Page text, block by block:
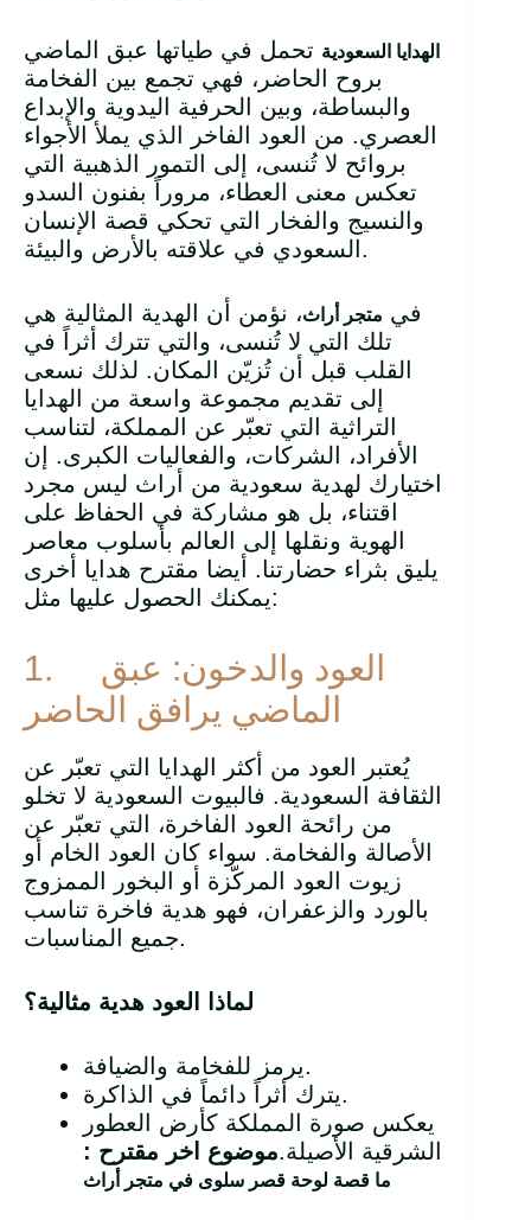
الهدايا السعودية تحمل في طياتها عبق الماضي
بروح الحاضر، فهي تجمع بين الفخامة
والبساطة، وبين الحرفية اليدوية والإبداع
العصري. من العود الفاخر الذي يملأ الأجواء
بروائح لا تُنسى، إلى التمور الذهبية التي
تعكس معنى العطاء، مروراً بفنون السدو
والنسيج والفخار التي تحكي قصة الإنسان
السعودي في علاقته بالأرض والبيئة.
في متجر أراث، نؤمن أن الهدية المثالية هي
تلك التي لا تُنسى، والتي تترك أثراً في
القلب قبل أن تُزيّن المكان. لذلك نسعى
إلى تقديم مجموعة واسعة من الهدايا
التراثية التي تعبّر عن المملكة، لتناسب
الأفراد، الشركات، والفعاليات الكبرى. إن
اختيارك لهدية سعودية من أراث ليس مجرد
اقتناء، بل هو مشاركة في الحفاظ على
الهوية ونقلها إلى العالم بأسلوب معاصر
يليق بثراء حضارتنا. أيضا مقترح هدايا أخرى
يمكنك الحصول عليها مثل:
1.
العود والدخون: عبق
الماضي يرافق الحاضر
يُعتبر العود من أكثر الهدايا التي تعبّر عن
الثقافة السعودية. فالبيوت السعودية لا تخلو
من رائحة العود الفاخرة، التي تعبّر عن
الأصالة والفخامة. سواء كان العود الخام أو
زيوت العود المركّزة أو البخور الممزوج
بالورد والزعفران، فهو هدية فاخرة تناسب
جميع المناسبات.
لماذا العود هدية مثالية؟
يرمز للفخامة والضيافة.
يترك أثراً دائماً في الذاكرة.
يعكس صورة المملكة كأرض العطور
الشرقية الأصيلة.موضوع اخر مقترح :
ما قصة لوحة قصر سلوى في متجر أراث